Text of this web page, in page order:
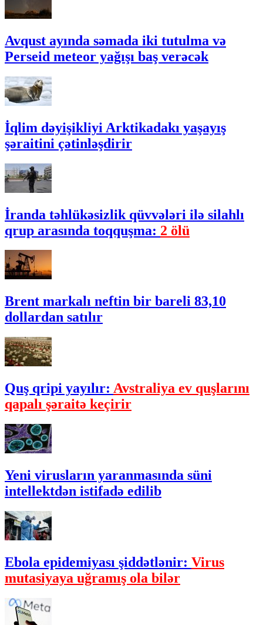
Avqust ayında səmada iki tutulma və
Perseid meteor yağışı baş verəcək
İqlim dəyişikliyi Arktikadakı yaşayış
şəraitini çətinləşdirir
İranda təhlükəsizlik qüvvələri ilə silahlı
qrup arasında toqquşma: 2 ölü
Brent markalı neftin bir bareli 83,10
dollardan satılır
Quş qripi yayılır: Avstraliya ev quşlarını
qapalı şəraitə keçirir
Yeni virusların yaranmasında süni
intellektdən istifadə edilib
Ebola epidemiyası şiddətlənir: Virus
mutasiyaya uğramış ola bilər